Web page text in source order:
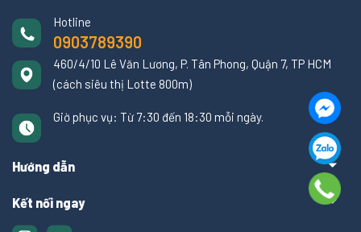
Hotline
0903789390
460/4/10 Lê Văn Lương, P. Tân Phong, Quận 7, TP HCM
(cách siêu thị Lotte 800m)
Giờ phục vụ: Từ 7:30 đến 18:30 mỗi ngày.
Hướng dẫn
Kết nối ngay